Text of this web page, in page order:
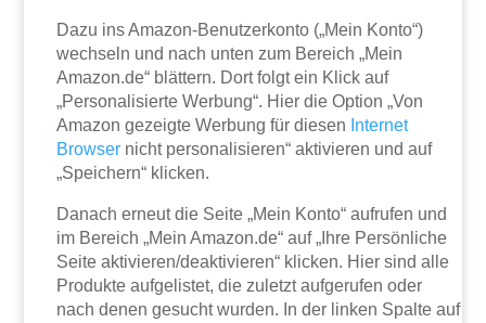
Dazu ins Amazon-Benutzerkonto („Mein Konto“)
wechseln und nach unten zum Bereich „Mein
Amazon.de“ blättern. Dort folgt ein Klick auf
„Personalisierte Werbung“. Hier die Option „Von
Amazon gezeigte Werbung für diesen Internet
Browser nicht personalisieren“ aktivieren und auf
„Speichern“ klicken.
Danach erneut die Seite „Mein Konto“ aufrufen und
im Bereich „Mein Amazon.de“ auf „Ihre Persönliche
Seite aktivieren/deaktivieren“ klicken. Hier sind alle
Produkte aufgelistet, die zuletzt aufgerufen oder
nach denen gesucht wurden. In der linken Spalte auf